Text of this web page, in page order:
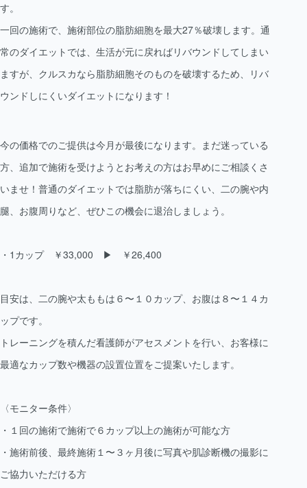
す。
一回の施術で、施術部位の脂肪細胞を最大27％破壊します。通
常のダイエットでは、生活が元に戻ればリバウンドしてしまい
ますが、クルスカなら脂肪細胞そのものを破壊するため、リバ
ウンドしにくいダイエットになります！
今の価格でのご提供は今月が最後になります。まだ迷っている
方、追加で施術を受けようとお考えの方はお早めにご相談くさ
いませ！普通のダイエットでは脂肪が落ちにくい、二の腕や内
腿、お腹周りなど、ぜひこの機会に退治しましょう。
・1カップ ￥33,000 ▶︎ ￥26,400
目安は、二の腕や太ももは６〜１０カップ、お腹は８〜１４カ
ップです。
トレーニングを積んだ看護師がアセスメントを行い、お客様に
最適なカップ数や機器の設置位置をご提案いたします。
〈モニター条件〉
・１回の施術で施術で６カップ以上の施術が可能な方
・施術前後、最終施術１〜３ヶ月後に写真や肌診断機の撮影に
ご協力いただける方